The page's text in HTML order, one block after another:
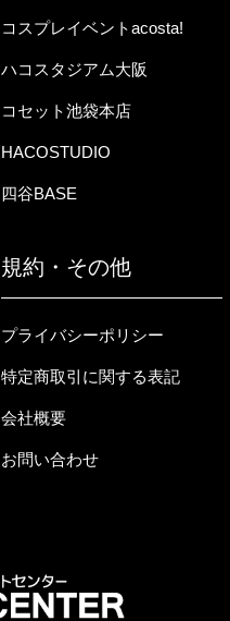
コスプレイベントacosta!
ハコスタジアム大阪
コセット池袋本店
HACOSTUDIO
四谷BASE
規約・その他
プライバシーポリシー
特定商取引に関する表記
会社概要
お問い合わせ